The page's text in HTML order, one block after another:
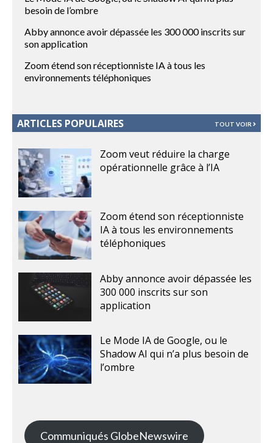
besoin de l’ombre
Abby annonce avoir dépassée les 300 000 inscrits sur
son application
Zoom étend son réceptionniste IA à tous les
environnements téléphoniques
ARTICLES POPULAIRES TOUT VOIR
Zoom veut réduire la charge
opérationnelle grâce à l’IA
Zoom étend son réceptionniste
IA à tous les environnements
téléphoniques
Abby annonce avoir dépassée les
300 000 inscrits sur son
application
Le Mode IA de Google, ou le
Shadow AI qui n’a plus besoin de
l’ombre
Communiqués GlobeNewswire